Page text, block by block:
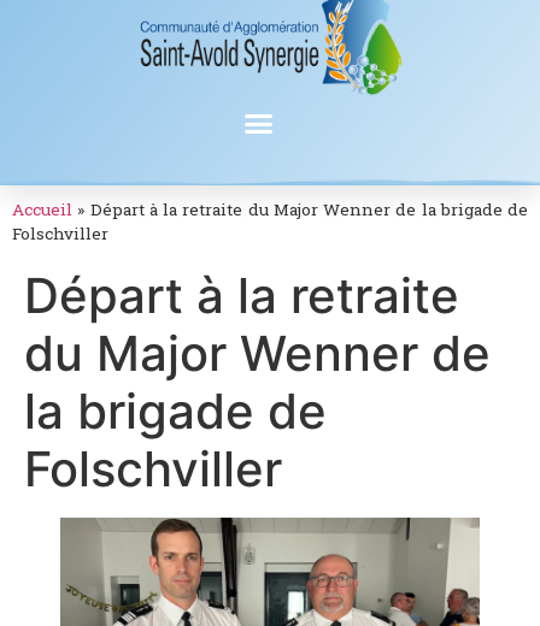
Accueil » Départ à la retraite du Major Wenner de la brigade de
Folschviller
Départ à la retraite
du Major Wenner de
la brigade de
Folschviller